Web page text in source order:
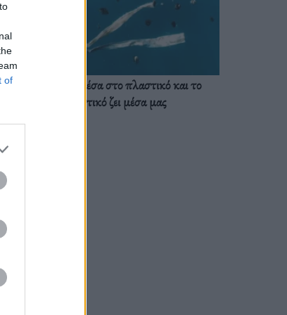
of
Ζούμε ήδη μέσα στο πλαστικό και το
πλαστικό ζει μέσα μας